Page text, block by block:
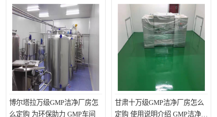
博尔塔拉万级GMP洁净厂房怎
么定购 为环保助力 GMP车间
甘肃十万级GMP洁净厂房怎么
定购 使用说明介绍 GMP洁净厂